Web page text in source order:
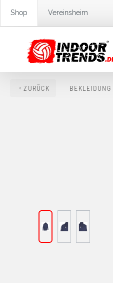
Zur Hauptnavigation springen
Shop Vereinsheim
ZURÜCK BEKLEIDUNG